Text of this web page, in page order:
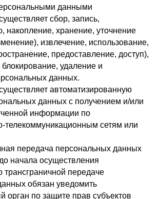
данными
сбор, запись,
накопление, хранение, уточнение
извлечение, использование,
предоставление, доступ),
удаление и
данных.
автоматизированную
данных с получением и/или
информации по
телекоммуникационным сетям или
передача персональных данных
начала осуществления
трансграничной передаче
обязан уведомить
орган по защите прав субъектов